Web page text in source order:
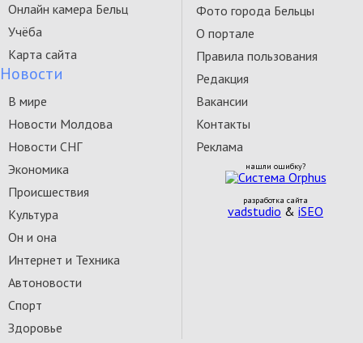
Онлайн камера Бельц
Учёба
Карта сайта
Новости
В мире
Новости Молдова
Новости СНГ
Экономика
Происшествия
Культура
Он и она
Интернет и Техника
Автоновости
Спорт
Здоровье
Фото города Бельцы
О портале
Правила пользования
Редакция
Вакансии
Контакты
Реклама
нашли ошибку?
разработка сайта
vadstudio & iSEO